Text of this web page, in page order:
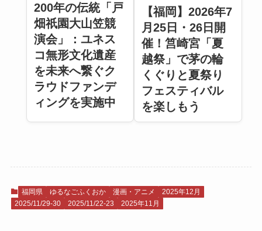
200年の伝統「戸
畑祇園大山笠競
演会」：ユネス
コ無形文化遺産
を未来へ繋ぐク
ラウドファンデ
ィングを実施中
【福岡】2026年7
月25日・26日開
催！筥崎宮「夏
越祭」で茅の輪
くぐりと夏祭り
フェスティバル
を楽しもう
福岡県 ゆるなごふくおか 漫画・アニメ
2025年12月
2025/11/29-30
2025/11/22-23 2025年11月